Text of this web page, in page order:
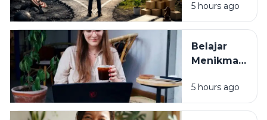
Bersinar
Ini: Belajar
Berdamai
5 hours ago
Belajar
Menikmati
Proses
Kehidupan:
5 hours ago